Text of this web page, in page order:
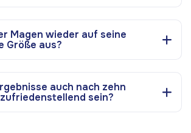
Magen wieder auf seine
Größe aus?
auch nach zehn
sein?